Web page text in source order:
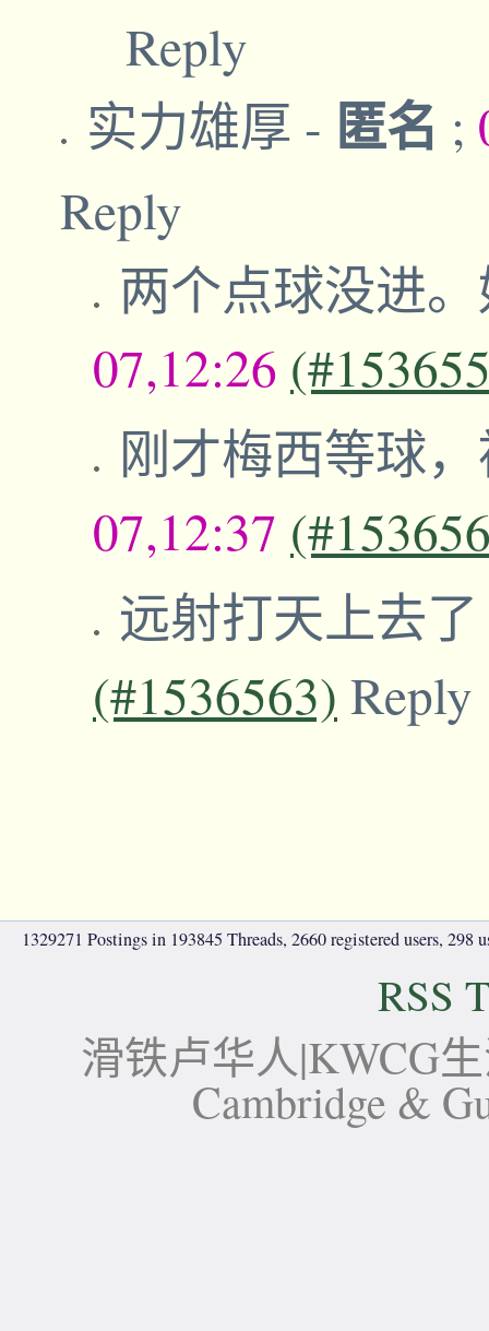
Reply
实力雄厚 - 匿名 ;
Reply
两个点球没进
07,12:26
刚才梅西等球
07,12:37
远射打天上去
(#1536563) Reply
1329271 Postings in 193845 Threads, 2660 registered users, 298
RSS
滑铁卢华人|KWCG
Cambridge &